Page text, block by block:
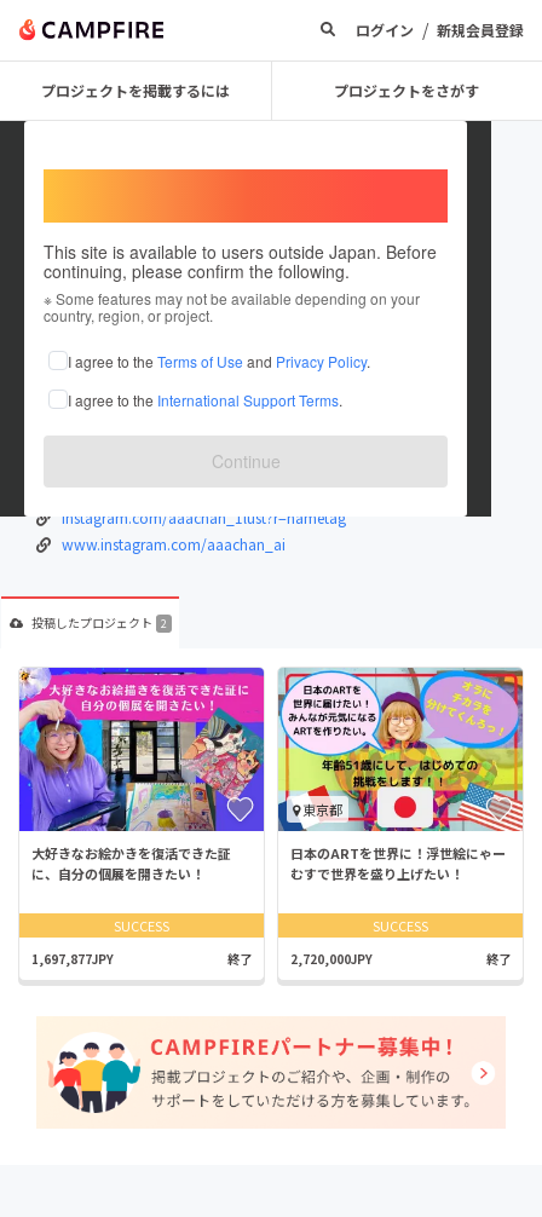
ログイン / 新規会員登録
プロジェクトを掲載するには プロジェクトをさがす
This site is available to users outside Japan. Before
continuing, please confirm the following.
※ Some features may not be available depending on your
country, region, or project.
I agree to the Terms of Use and Privacy Policy.
I agree to the International Support Terms.
Continue
AAA_chan1lust
これまでに71回支援して2件のプロジェクトを投稿しています
在住国：日本 現在地：東京都
出身国：日本 出身地：茨城県
猫と女の子を描く芸術家として世界で活動中
instagram.com/aaachan_1lust?r=nametag
www.instagram.com/aaachan_ai
投稿したプロジェクト 2
大好きなお絵かきを復活できた証
に、自分の個展を開きたい！
SUCCESS
1,697,877JPY 終了
東京都
日本のARTを世界に！浮世絵にゃー
むすで世界を盛り上げたい！
SUCCESS
2,720,000JPY 終了